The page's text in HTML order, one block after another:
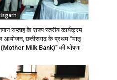
सप्ताह के राज्य स्तरीय कार्यक्रम
छत्तीसगढ़ के प्रथम “मातृ
Milk Bank)” की घोषणा